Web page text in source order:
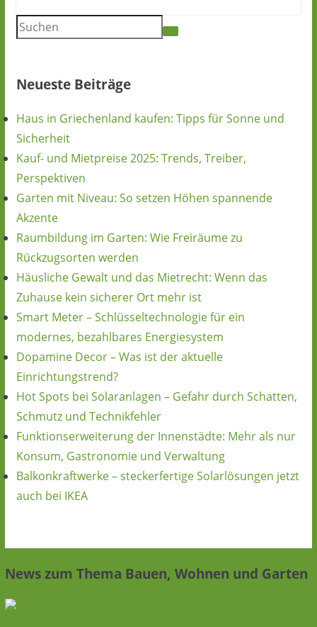
Neueste Beiträge
Haus in Griechenland kaufen: Tipps für Sonne und
Sicherheit
Kauf- und Mietpreise 2025: Trends, Treiber,
Perspektiven
Garten mit Niveau: So setzen Höhen spannende
Akzente
Raumbildung im Garten: Wie Freiräume zu
Rückzugsorten werden
Häusliche Gewalt und das Mietrecht: Wenn das
Zuhause kein sicherer Ort mehr ist
Smart Meter – Schlüsseltechnologie für ein
modernes, bezahlbares Energiesystem
Dopamine Decor – Was ist der aktuelle
Einrichtungstrend?
Hot Spots bei Solaranlagen – Gefahr durch Schatten,
Schmutz und Technikfehler
Funktionserweiterung der Innenstädte: Mehr als nur
Konsum, Gastronomie und Verwaltung
Balkonkraftwerke – steckerfertige Solarlösungen jetzt
auch bei IKEA
News zum Thema Bauen, Wohnen und Garten